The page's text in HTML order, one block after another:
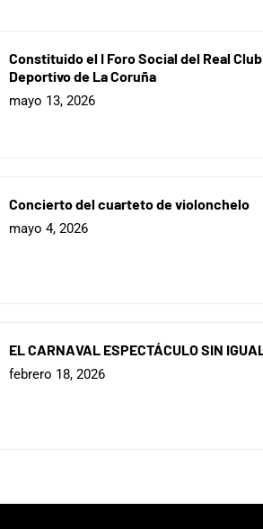
Constituido el I Foro Social del Real Club
Deportivo de La Coruña
mayo 13, 2026
Concierto del cuarteto de violonchelo
mayo 4, 2026
EL CARNAVAL ESPECTÁCULO SIN IGUAL
febrero 18, 2026